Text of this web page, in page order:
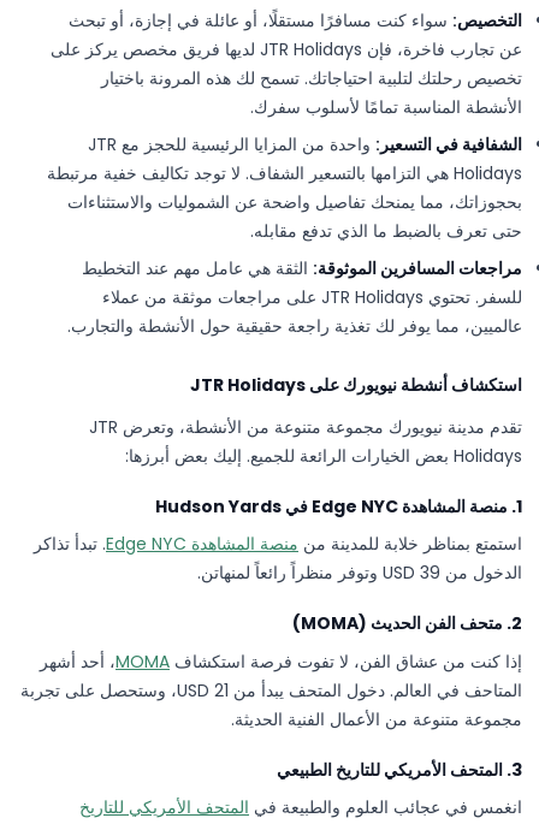
التخصيص: سواء كنت مسافرًا مستقلًا، أو عائلة في إجازة، أو تبحث
عن تجارب فاخرة، فإن JTR Holidays لديها فريق مخصص يركز على
تخصيص رحلتك لتلبية احتياجاتك. تسمح لك هذه المرونة باختيار
الأنشطة المناسبة تمامًا لأسلوب سفرك.
الشفافية في التسعير:
واحدة من المزايا الرئيسية للحجز مع JTR
Holidays هي التزامها بالتسعير الشفاف. لا توجد تكاليف خفية مرتبطة
بحجوزاتك، مما يمنحك تفاصيل واضحة عن الشموليات والاستثناءات
حتى تعرف بالضبط ما الذي تدفع مقابله.
مراجعات المسافرين الموثوقة: الثقة هي عامل مهم عند التخطيط
للسفر. تحتوي JTR Holidays على مراجعات موثقة من عملاء
عالميين، مما يوفر لك تغذية راجعة حقيقية حول الأنشطة والتجارب.
استكشاف أنشطة نيويورك على JTR Holidays
تقدم مدينة نيويورك مجموعة متنوعة من الأنشطة، وتعرض JTR
Holidays بعض الخيارات الرائعة للجميع. إليك بعض أبرزها:
1. منصة المشاهدة Edge NYC في Hudson Yards
استمتع بمناظر خلابة للمدينة من منصة المشاهدة Edge NYC
. تبدأ تذاكر
الدخول من 39 USD وتوفر منظراً رائعاً لمنهاتن.
2. متحف الفن الحديث (MOMA)
إذا كنت من عشاق الفن، لا تفوت فرصة استكشاف MOMA، أحد أشهر
المتاحف في العالم. دخول المتحف يبدأ من 21 USD، وستحصل على تجربة
مجموعة متنوعة من الأعمال الفنية الحديثة.
3. المتحف الأمريكي للتاريخ الطبيعي
انغمس في عجائب العلوم والطبيعة في المتحف الأمريكي للتاريخ